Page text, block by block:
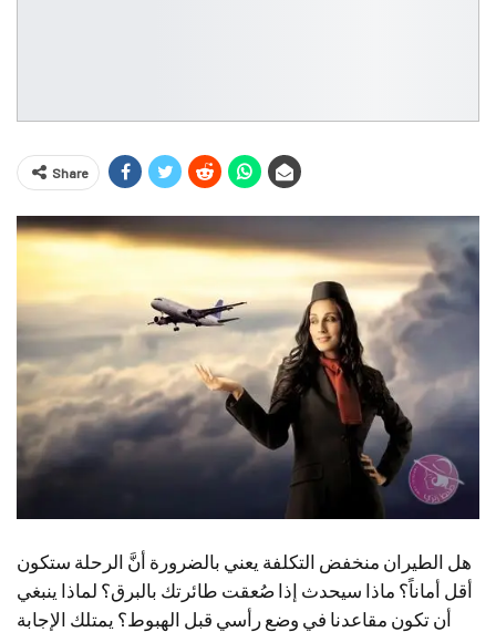
Share
هل الطيران منخفض التكلفة يعني بالضرورة أنَّ الرحلة ستكون
أقل أماناً؟ ماذا سيحدث إذا صُعقت طائرتك بالبرق؟ لماذا ينبغي
أن تكون مقاعدنا في وضع رأسيٍ قبل الهبوط؟ يمتلك الإجابة